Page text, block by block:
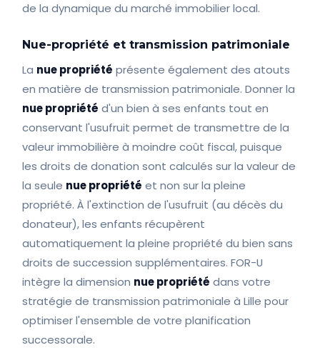
de la dynamique du marché immobilier local.
Nue-propriété et transmission patrimoniale
La nue propriété présente également des atouts
en matière de transmission patrimoniale. Donner la
nue propriété d'un bien à ses enfants tout en
conservant l'usufruit permet de transmettre de la
valeur immobilière à moindre coût fiscal, puisque
les droits de donation sont calculés sur la valeur de
la seule nue propriété et non sur la pleine
propriété. À l'extinction de l'usufruit (au décès du
donateur), les enfants récupèrent
automatiquement la pleine propriété du bien sans
droits de succession supplémentaires. FOR-U
intègre la dimension nue propriété dans votre
stratégie de transmission patrimoniale à Lille pour
optimiser l'ensemble de votre planification
successorale.